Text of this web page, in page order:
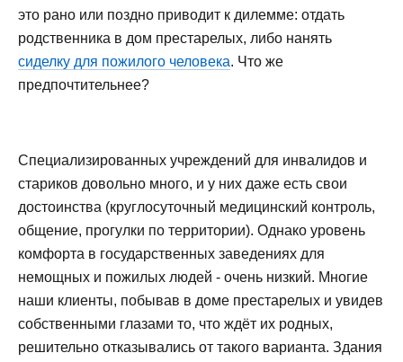
это рано или поздно приводит к дилемме: отдать
родственника в дом престарелых, либо нанять
сиделку для пожилого человека. Что же
предпочтительнее?
Специализированных учреждений для инвалидов и
стариков довольно много, и у них даже есть свои
достоинства (круглосуточный медицинский контроль,
общение, прогулки по территории). Однако уровень
комфорта в государственных заведениях для
немощных и пожилых людей - очень низкий. Многие
наши клиенты, побывав в доме престарелых и увидев
собственными глазами то, что ждёт их родных,
решительно отказывались от такого варианта. Здания